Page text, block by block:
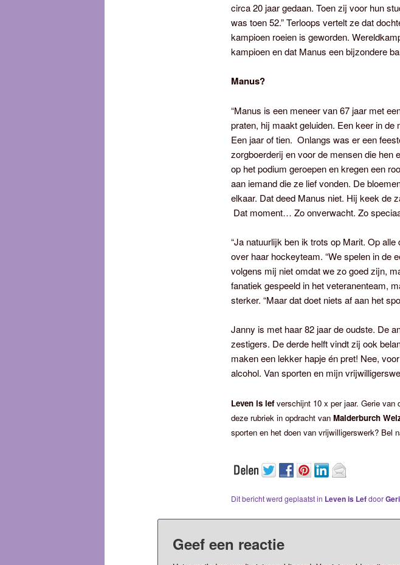
circa 20 jaar gedaan. Toen zij voor hun
was toen 52.” Terloops vertelt ze dat
kampioen roeien is geworden.
kampioen en dat Manus een bijzondere
Manus?
“Manus is een meneer van 67 jaar met
praten, hij maakt geluiden. Een keer in
Een jaar of tien. Onlangs was er een
zorgboerderij en voor de mensen die hen
op het podium geroepen en kregen een
aan iemand die ze lief vonden. De
elkaar. Dat deed Manus niet. Hij keek de
Dat moment… Zo onverwacht. Zo
“Ja natuurlijk ben ik trots op Marit. Op
over haar hockeyteam. “We spelen in de
volgens mij niet omdat we zo goed zijn,
fanatiek gespeeld in het veteranenteam,
sterker. “Maar dat doet niets af aan het
Janny is met haar 82 jaar de oudste. De
zestigers. De derde helft vindt zij ook
maken een lekker hapje én pret! Nee,
alcohol. Van sporten en mijn
Leven is lefverschijnt 10 x per jaar. Gerie van
deze rubriek in opdracht van Malderburch
sporten en het doen van vrijwilligerswerk? Bel
Dit bericht werd geplaatst in Leven is Lefdoor
Geef een reactie